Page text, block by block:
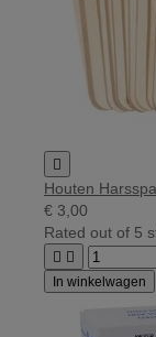

Houten
€ 3,00
Rated out of 5
 
In winkelwagen